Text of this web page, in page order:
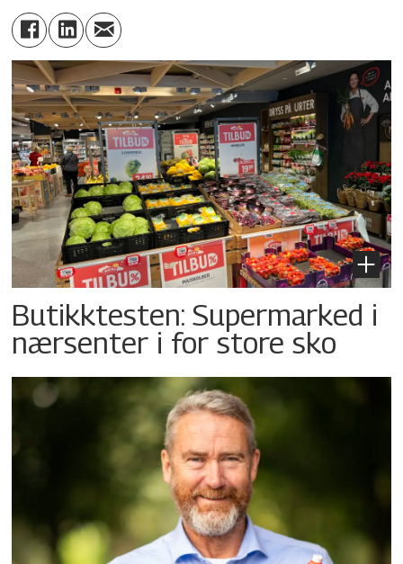
Butikktesten: Supermarked i
nærsenter i for store sko